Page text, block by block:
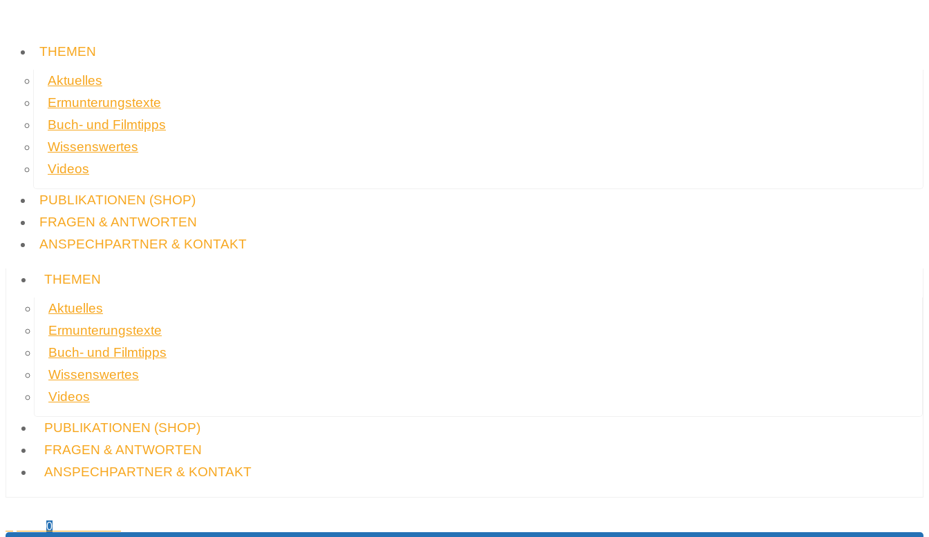
THEMEN
Aktuelles
Ermunterungstexte
Buch- und Filmtipps
Wissenswertes
Videos
PUBLIKATIONEN (SHOP)
FRAGEN & ANTWORTEN
ANSPECHPARTNER & KONTAKT
THEMEN
Aktuelles
Ermunterungstexte
Buch- und Filmtipps
Wissenswertes
Videos
PUBLIKATIONEN (SHOP)
FRAGEN & ANTWORTEN
ANSPECHPARTNER & KONTAKT
0